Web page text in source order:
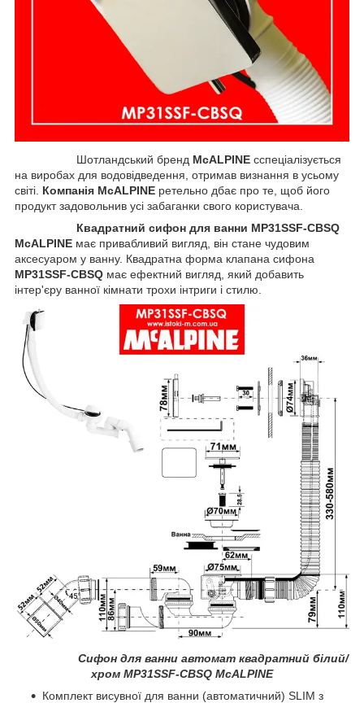
Шотландський бренд McALPINE сспеціалізується
на виробах для водовідведення, отримав визнання в усьому
світі. Компанія McALPINE ретельно дбає про те, щоб його
продукт задовольнив усі забаганки свого користувача.
Квадратний сифон для ванни MP31SSF-CBSQ
McALPINE має привабливий вигляд, він стане чудовим
аксесуаром у ванну. Квадратна форма клапана сифона
MP31SSF-CBSQ має ефектний вигляд, який добавить
інтер'єру ванної кімнати трохи інтриги і стилю.
Сифон для ванни автомат квадратний білий/
хром MP31SSF-CBSQ McALPINE
Комплект висувної для ванни (автоматичний) SLIM з